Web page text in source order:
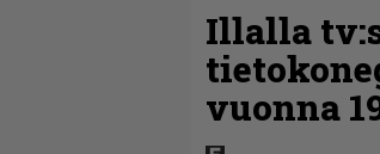
Illalla
vuonna